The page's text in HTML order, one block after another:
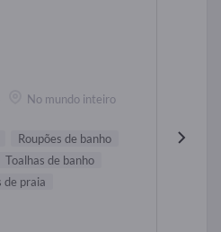
No mundo inteiro
Roupões de banho
Toalhas de banho
de praia